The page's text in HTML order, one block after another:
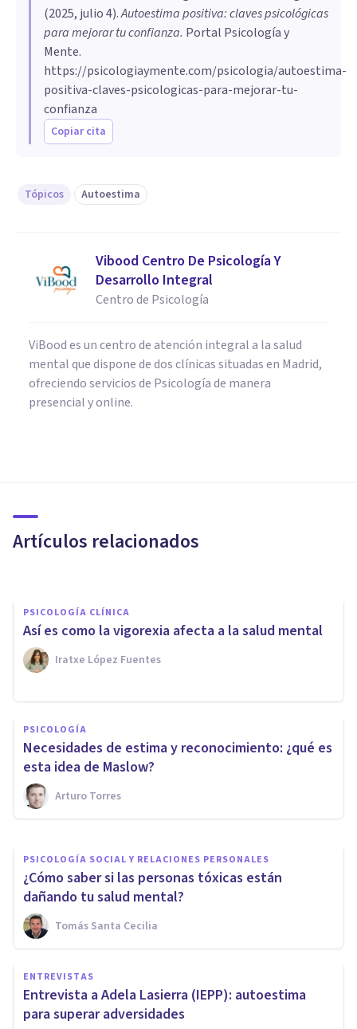
(2025, julio 4).Autoestima positiva: claves psicológicas
para mejorar tu confianza. Portal Psicología y
Mente.
https://psicologiaymente.com/psicologia/autoestima-
positiva-claves-psicologicas-para-mejorar-tu-
confianza
Copiar cita
Tópicos Autoestima
Vibood Centro De Psicología Y
Desarrollo Integral
Centro de Psicología
ViBood es un centro de atención integral a la salud
mental que dispone de dos clínicas situadas en Madrid,
ofreciendo servicios de Psicología de manera
presencial y online.
Artículos relacionados
largo plazo?
PSICOLOGÍA CLÍNICA
Así es como la vigorexia afecta a la salud mental
Iratxe López Fuentes
PSICOLOGÍA
Necesidades de estima y reconocimiento: ¿qué es
esta idea de Maslow?
Arturo Torres
Qué es la Aceptación Radical y
cómo practicarla
Esther Tomás Ruiz
PSICOLOGÍA SOCIAL Y RELACIONES PERSONALES
¿Cómo saber si las personas tóxicas están
dañando tu salud mental?
Tomás Santa Cecilia
ENTREVISTAS
Entrevista a Adela Lasierra (IEPP): autoestima
para superar adversidades